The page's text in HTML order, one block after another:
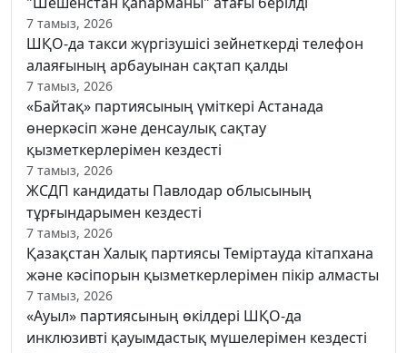
7 тамыз, 2026
ШҚО-да такси жүргізушісі зейнеткерді телефон
алаяғының арбауынан сақтап қалды
7 тамыз, 2026
«Байтақ» партиясының үміткері Астанада
өнеркәсіп және денсаулық сақтау
қызметкерлерімен кездесті
7 тамыз, 2026
ЖСДП кандидаты Павлодар облысының
тұрғындарымен кездесті
7 тамыз, 2026
Қазақстан Халық партиясы Теміртауда кітапхана
және кәсіпорын қызметкерлерімен пікір алмасты
7 тамыз, 2026
«Ауыл» партиясының өкілдері ШҚО-да
инклюзивті қауымдастық мүшелерімен кездесті